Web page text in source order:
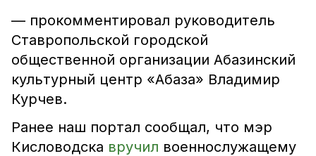
— прокомментировал руководитель
Ставропольской городской
общественной организации Абазинский
культурный центр «Абаза» Владимир
Курчев.
Ранее наш портал сообщал, что мэр
Кисловодска вручил военнослужащему